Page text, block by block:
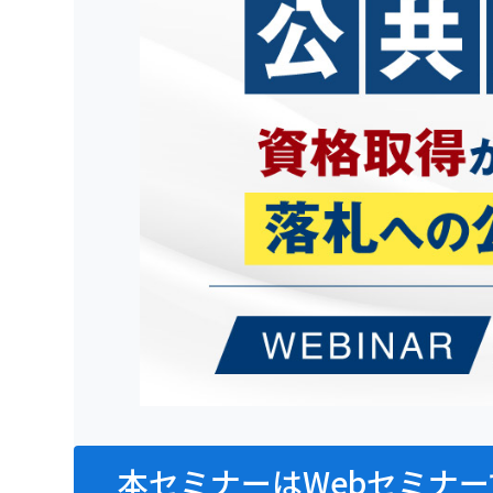
本セミナーはWebセミナ